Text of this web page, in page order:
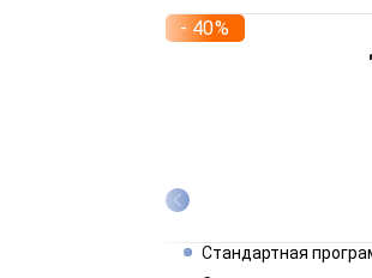
- 40%
Стандартная